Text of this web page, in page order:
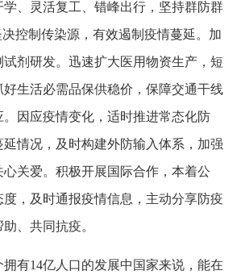
学、灵活复工、错峰出行，坚持群防群
控制传染源，有效遏制疫情蔓延。加
剂研发。迅速扩大医用物资生产，短
生活必需品保供稳价，保障交通干线
因应疫情变化，适时推进常态化防
情况，及时构建外防输入体系，加强
关爱。积极开展国际合作，本着公
，及时通报疫情信息，主动分享防疫
、共同抗疫。
有14亿人口的发展中国家来说，能在